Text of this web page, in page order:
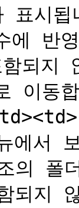
표시
에 반
되지
이
서
의 폴
되지